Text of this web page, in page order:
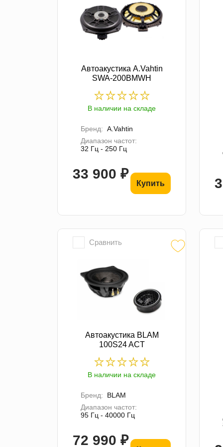
Автоакустика A.Vahtin
SWA-200BMWH
В наличии на складе
Бренд: A.Vahtin
Диапазон частот:
32 Гц - 250 Гц
33 900 ₽
Купить
Сравнить
Автоакустика BLAM
100S24 ACT
В наличии на складе
Бренд:
BLAM
Диапазон частот:
95 Гц - 40000 Гц
72 990 ₽